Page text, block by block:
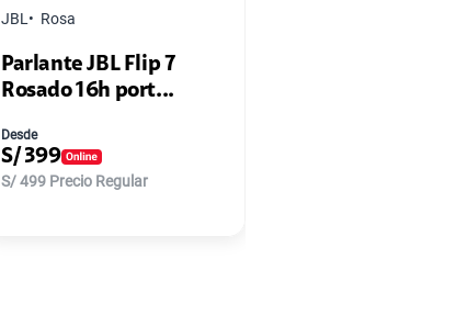
JBL Rosa
Parlante JBL Flip 7
Rosado 16h port...
Desde
S/ 399
S/499 Precio Regular